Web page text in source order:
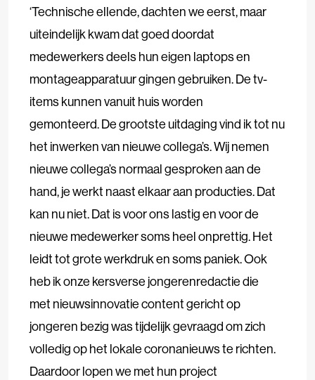
‘Technische ellende, dachten we eerst, maar
uiteindelijk kwam dat goed doordat
medewerkers deels hun eigen laptops en
montageapparatuur gingen gebruiken. De tv-
items kunnen vanuit huis worden
gemonteerd. De grootste uitdaging vind ik tot nu
het inwerken van nieuwe collega’s. Wij nemen
nieuwe collega’s normaal gesproken aan de
hand, je werkt naast elkaar aan producties. Dat
kan nu niet. Dat is voor ons lastig en voor de
nieuwe medewerker soms heel onprettig. Het
leidt tot grote werkdruk en soms paniek. Ook
heb ik onze kersverse jongerenredactie die
met nieuwsinnovatie content gericht op
jongeren bezig was tijdelijk gevraagd om zich
volledig op het lokale coronanieuws te richten.
Daardoor lopen we met hun project